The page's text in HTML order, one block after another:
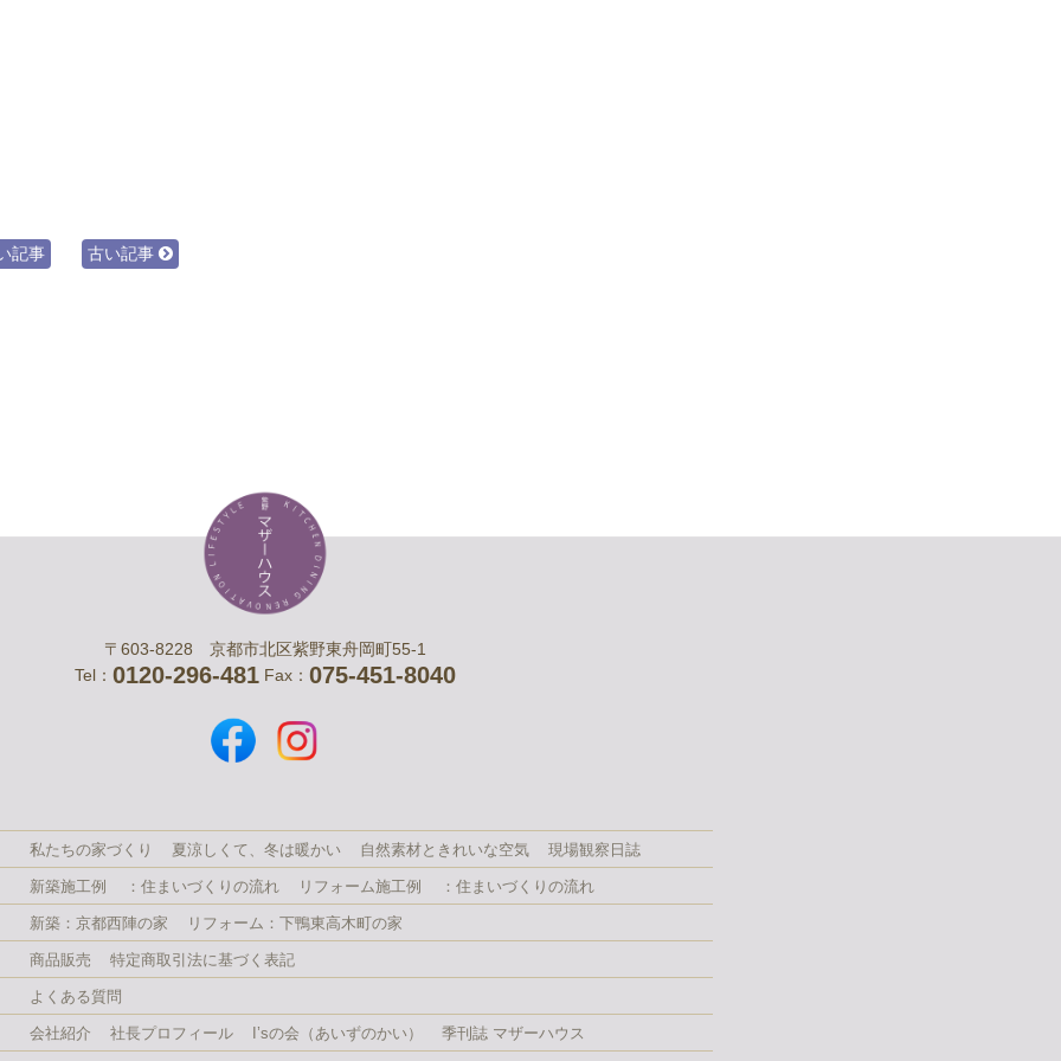
記事 古い記事
〒603-8228 京都市北区紫野東舟岡町55-1
Tel： 0120-296-481 Fax： 075-451-8040
私たちの家づくり 夏涼しくて、冬は暖かい 自然素材ときれいな空気 現場観察日誌
新築施工例 ：住まいづくりの流れ リフォーム施工例 ：住まいづくりの流れ
新築：京都西陣の家 リフォーム：下鴨東高木町の家
商品販売 特定商取引法に基づく表記
よくある質問
会社紹介 社長プロフィール I’sの会（あいずのかい） 季刊誌 マザーハウス